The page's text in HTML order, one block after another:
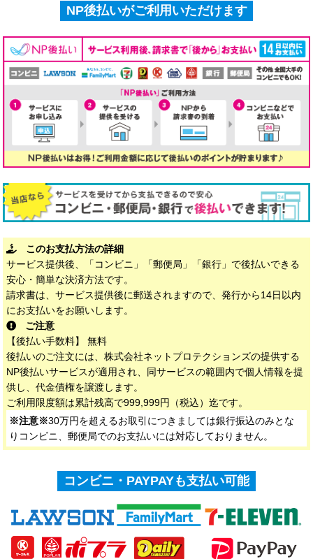
NP後払いがご利用いただけます
このお支払方法の詳細
サービス提供後、「コンビニ」「郵便局」「銀行」で後払いできる
安心・簡単な決済方法です。
請求書は、サービス提供後に郵送されますので、発行から14日以内
にお支払いをお願いします。
ご注意
【後払い手数料】 無料
後払いのご注文には、株式会社ネットプロテクションズの提供する
NP後払いサービスが適用され、同サービスの範囲内で個人情報を提
供し、代金債権を譲渡します。
ご利用限度額は累計残高で999,999円（税込）迄です。
※注意※30万円を超えるお取引につきましては銀行振込のみとな
りコンビニ、郵便局でのお支払いには対応しておりません。
コンビニ・PAYPAYも支払い可能